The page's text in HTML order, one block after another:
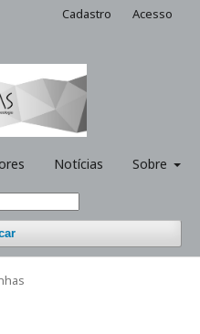
Notícias Sobre
Cadastro Acesso